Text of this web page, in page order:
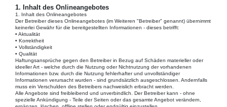
verarbeiteten Daten, auf weitere Informationen über die Datenverarbeitung sowie
auf Kopien der Daten (vgl. auch Art. 15 DSGVO);
• auf Berichtigung oder Vervollständigung unrichtiger bzw. unvollständiger Daten
(vgl. auch Art. 16 DSGVO);
• auf unverzügliche Löschung der sie betreffenden Daten (vgl. auch Art. 17
DSGVO), oder, alternativ, soweit eine weitere Verarbeitung gemäß Art. 17 Abs. 3
DSGVO erforderlich ist, auf Einschränkung der Verarbeitung nach Maßgabe von Art.
18 DSGVO;
• auf Erhalt der sie betreffenden und von ihnen bereitgestellten Daten und auf
Übermittlung dieser Daten an andere Anbieter/Verantwortliche (vgl. auch Art. 20
DSGVO);
• auf Beschwerde gegenüber der Aufsichtsbehörde, sofern sie der Ansicht sind,
dass die sie betreffenden Daten durch den Anbieter unter Verstoß gegen
datenschutzrechtliche Bestimmungen verarbeitet werden (vgl. auch Art. 77
DSGVO).
1. Inhalt des Onlineangebotes
1. Inhalt des Onlineangebotes
Der Betreiber dieses Onlineangebotes (im Weiteren "Betreiber" genannt) übernimmt
keinerlei Gewähr für die bereitgestellten Informationen - dieses betrifft:
• Aktualität
• Korrektheit
• Vollständigkeit
• Qualität
Haftungsansprüche gegen den Betreiber in Bezug auf Schäden materieller oder
ideeller Art - welche durch die Nutzung oder Nichtnutzung der vorhandenen
Informationen bzw. durch die Nutzung fehlerhafter und unvollständiger
Informationen verursacht wurden - sind grundsätzlich ausgeschlossen. Andernfalls
muss ein Verschulden des Betreibers nachweislich erbracht werden.
Alle Angebote sind freibleibend und unverbindlich. Der Betreiber kann - ohne
spezielle Ankündigung - Teile der Seiten oder das gesamte Angebot verändern,